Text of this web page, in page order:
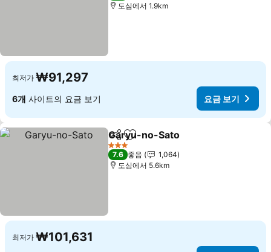
도심에서 1.9km
최저가 ₩91,297
6개 사이트의 요금 보기 요금 보기
공유 즐겨찾기에 추가
Garyu-no-Sato
3 성급
7.6 좋음
1,064
도심에서 5.6km
최저가 ₩101,631